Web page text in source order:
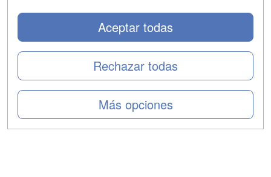
Más opciones
Rechazar todas
Aceptar todas